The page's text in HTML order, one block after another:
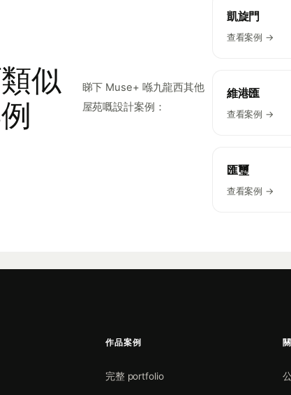
似
睇下 Muse+ 喺九龍西其他
屋苑嘅設計案例：
凱旋門
查看案例 →
維港匯
查看案例 →
匯璽
查看案例 →
作品案例
完整 portfolio